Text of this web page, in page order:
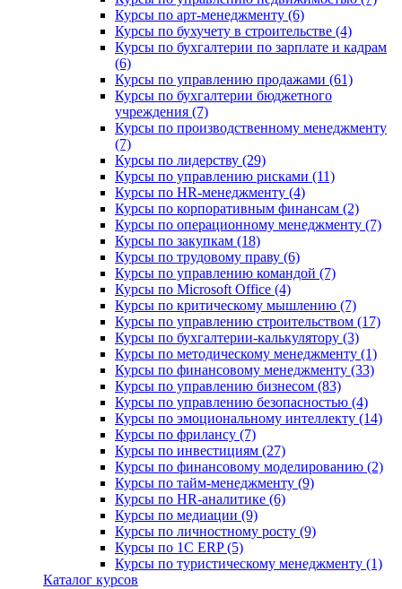
Курсы по арт-менеджменту (6)
Курсы по бухучету в строительстве (4)
Курсы по бухгалтерии по зарплате и кадрам
(6)
Курсы по управлению продажами (61)
Курсы по бухгалтерии бюджетного
учреждения (7)
Курсы по производственному менеджменту
(7)
Курсы по лидерству (29)
Курсы по управлению рисками (11)
Курсы по HR-менеджменту (4)
Курсы по корпоративным финансам (2)
Курсы по операционному менеджменту (7)
Курсы по закупкам (18)
Курсы по трудовому праву (6)
Курсы по управлению командой (7)
Курсы по Microsoft Office (4)
Курсы по критическому мышлению (7)
Курсы по управлению строительством (17)
Курсы по бухгалтерии-калькулятору (3)
Курсы по методическому менеджменту (1)
Курсы по финансовому менеджменту (33)
Курсы по управлению бизнесом (83)
Курсы по управлению безопасностью (4)
Курсы по эмоциональному интеллекту (14)
Курсы по фрилансу (7)
Курсы по инвестициям (27)
Курсы по финансовому моделированию (2)
Курсы по тайм-менеджменту (9)
Курсы по HR-аналитике (6)
Курсы по медиации (9)
Курсы по личностному росту (9)
Курсы по 1С ERP (5)
Курсы по туристическому менеджменту (1)
Каталог курсов